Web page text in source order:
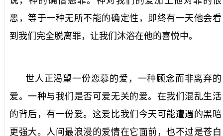
恶，等于一种无所不能的确定性，即终有一天他会看
到我们完全脱离罪，让我们沐浴在他的喜悦中。
世人正渴望一份恋慕的爱，一种顾念而非离弃的
爱。一种与我们是否可爱无关的爱。在我们混乱生活
的背后，有一份爱。这爱比我们今天可能遭遇的黑暗
更强大。人间最浪漫的爱情在它面前，也不过是苍白